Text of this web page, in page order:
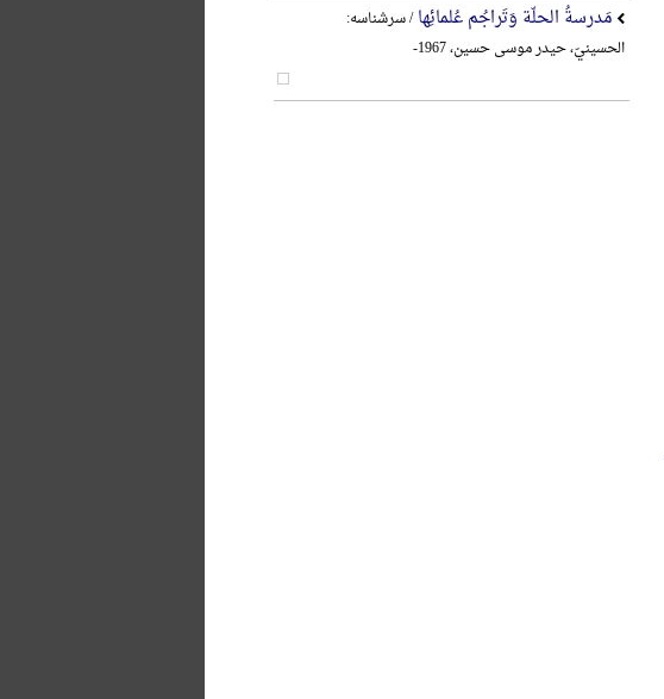
مَدرسةُ الحلّة وَتَراجُم عُلمائِها/ سرشناسه:
الحسینيّ، حیدر موسی حسین، 1967-